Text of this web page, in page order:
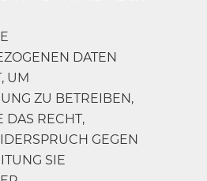
DATEN
UM
ZU BETREIBEN,
DAS RECHT,
GEGEN
SIE